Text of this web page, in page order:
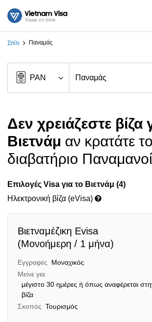
Σπίτι Παναμάς
Δεν χρειάζεστε βίζα
Βιετνάμ αν κρατάτε το
διαβατήριο Παναμανοί
Επιλογές Visa για το Βιετνάμ (4)
Ηλεκτρονική βίζα (eVisa)
Βιετναμέζικη Evisa
(Μονοήμερη / 1 μήνα)
Εγγραφές
Μοναχικός
Μείνε για
μέγιστο 30 ημέρες ή όπως αναφέρεται
βίζα
Σκοπός Τουρισμός